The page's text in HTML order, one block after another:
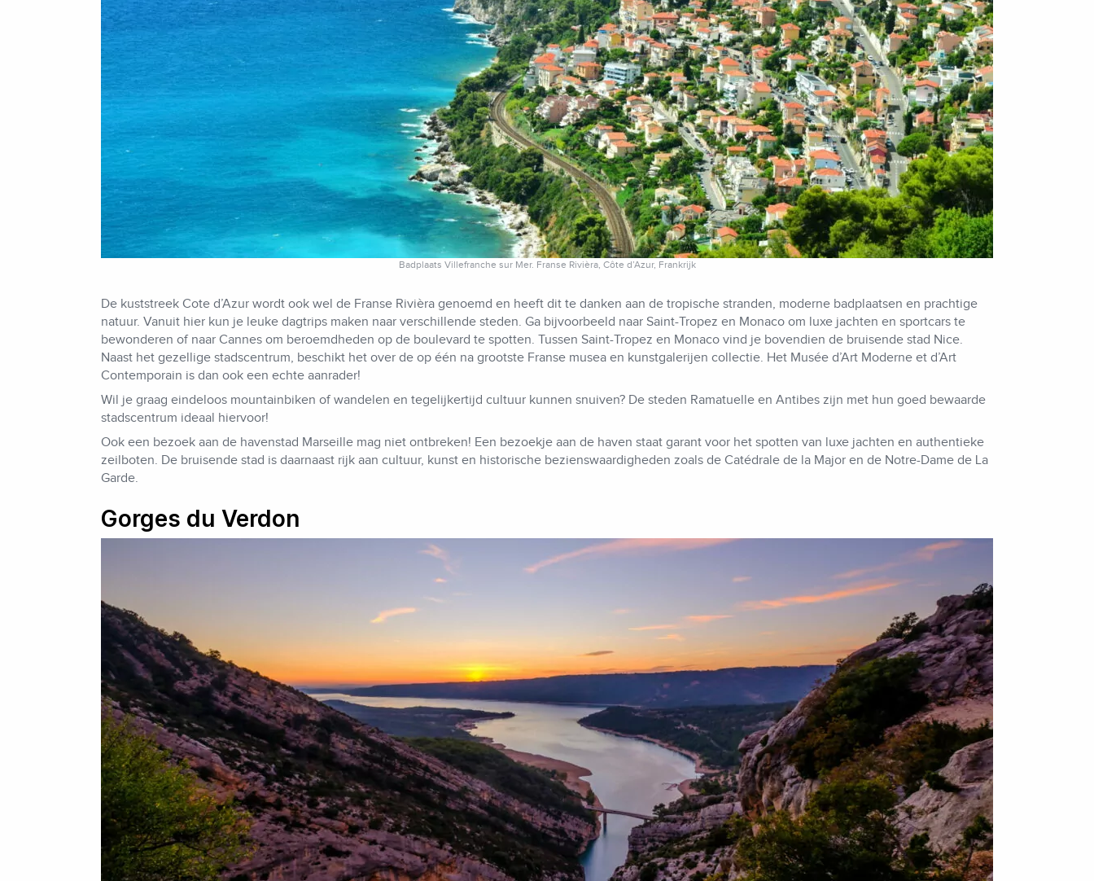
Badplaats Villefranche sur Mer. Franse Rivièra, Côte d’Azur, Frankrijk
De kuststreek Cote d’Azur wordt ook wel de Franse Rivièra genoemd en heeft dit te danken aan de tropische stranden, moderne badplaatsen en prachtige
natuur. Vanuit hier kun je leuke dagtrips maken naar verschillende steden. Ga bijvoorbeeld naar Saint-Tropez en Monaco om luxe jachten en sportcars te
bewonderen of naar Cannes om beroemdheden op de boulevard te spotten. Tussen Saint-Tropez en Monaco vind je bovendien de bruisende stad Nice.
Naast het gezellige stadscentrum, beschikt het over de op één na grootste Franse musea en kunstgalerijen collectie. Het Musée d’Art Moderne et d’Art
Contemporain is dan ook een echte aanrader!
Wil je graag eindeloos mountainbiken of wandelen en tegelijkertijd cultuur kunnen snuiven? De steden Ramatuelle en Antibes zijn met hun goed bewaarde
stadscentrum ideaal hiervoor!
Ook een bezoek aan de havenstad Marseille mag niet ontbreken! Een bezoekje aan de haven staat garant voor het spotten van luxe jachten en authentieke
zeilboten. De bruisende stad is daarnaast rijk aan cultuur, kunst en historische bezienswaardigheden zoals de Catédrale de la Major en de Notre-Dame de La
Garde.
Gorges du Verdon